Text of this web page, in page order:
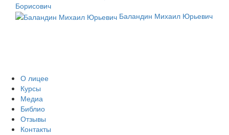
Борисович
Баландин Михаил Юрьевич
О лицее
Курсы
Медиа
Библио
Отзывы
Контакты